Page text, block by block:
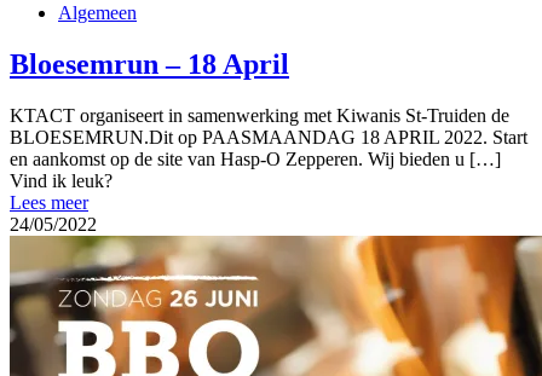
Algemeen
Bloesemrun – 18 April
KTACT organiseert in samenwerking met Kiwanis St-Truiden de
BLOESEMRUN.Dit op PAASMAANDAG 18 APRIL 2022. Start
en aankomst op de site van Hasp-O Zepperen. Wij bieden u […]
Vind ik leuk?
Lees meer
24/05/2022